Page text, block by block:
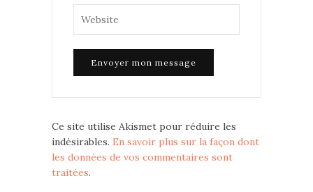
Ce site utilise Akismet pour réduire les
indésirables. En savoir plus sur la façon dont
les données de vos commentaires sont
traitées.